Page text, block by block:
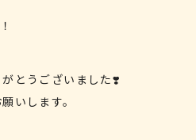
とうございました❣️
いします。